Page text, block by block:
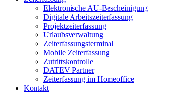
Elektronische AU-Bescheinigung
Digitale Arbeitszeiterfassung
Projektzeiterfassung
Urlaubsverwaltung
Zeiterfassungsterminal
Mobile Zeiterfassung
Zutrittskontrolle
DATEV Partner
Zeiterfassung im Homeoffice
Kontakt